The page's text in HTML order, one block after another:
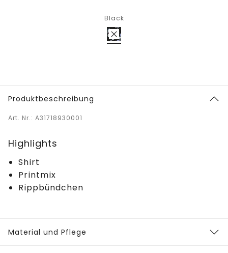
Black
Produktbeschreibung
Art. Nr.: A31718930001
Highlights
Shirt
Printmix
Rippbündchen
Material und Pflege